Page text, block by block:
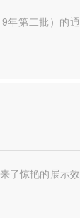
年第二批）的通
了惊艳的展示效